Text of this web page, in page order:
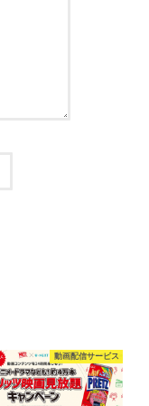
動画配信サービス